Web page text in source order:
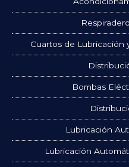
Cuartos de Lubricación
Bombas
Lubricación
Lubricación